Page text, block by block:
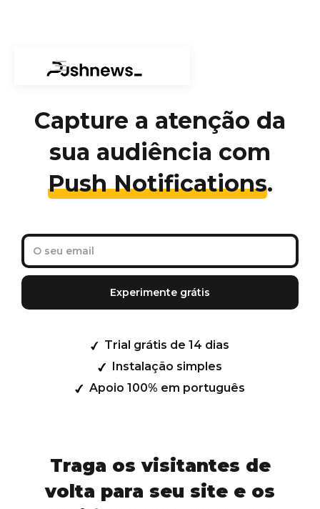
Capture a atenção da
sua audiência com
Push Notifications.
Trial grátis de 14 dias
Instalação simples
Apoio 100% em português
Traga os visitantes de
volta para seu site e os